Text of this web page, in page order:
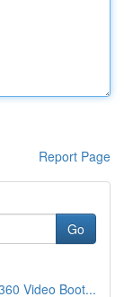
Report Page
Go
Video Boot...